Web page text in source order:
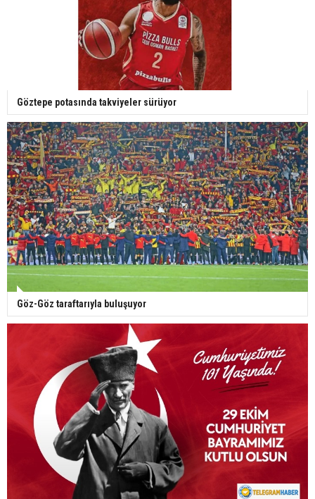
Göztepe potasında takviyeler sürüyor
Göz-Göz taraftarıyla buluşuyor